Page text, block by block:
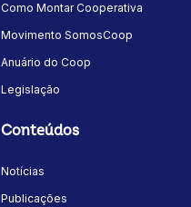
Como Montar Cooperativa
Movimento SomosCoop
Anuário do Coop
Legislação
Conteúdos
Notícias
Publicações